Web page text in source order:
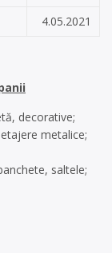
4.05.2021
decorative;
metalice;
saltele;